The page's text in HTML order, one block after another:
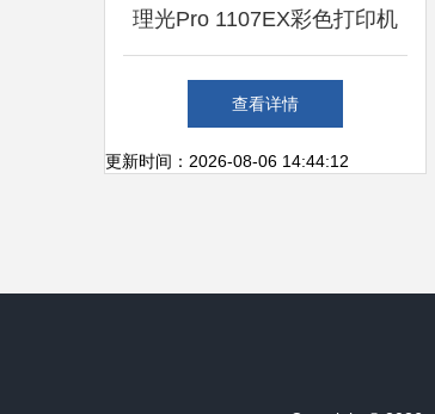
理光Pro 1107EX彩色打印机
扫描仪与电脑连接设置指南
查看详情
更新时间：2026-08-06 14:44:12